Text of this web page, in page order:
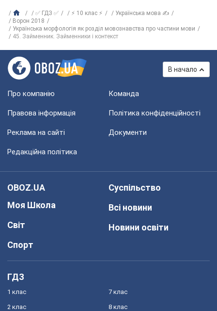
✅ ГДЗ ✅ ⚡ 10 клас ⚡
Українська мова ✍
Ворон 2018
Українська морфологія як розділ мовознавства про частини мови
45. Займенник. Займенники і контекст
В начало
Про компанію Команда
Правова інформація Політика конфіденційності
Реклама на сайті Документи
Редакційна політика
OBOZ.UA
Моя Школа
Світ
Спорт
Суспільство
Всі новини
Новини освіти
ГДЗ
1 клас
2 клас
7 клас
8 клас